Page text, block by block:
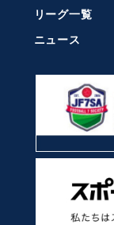
リーグ一覧
ニュース